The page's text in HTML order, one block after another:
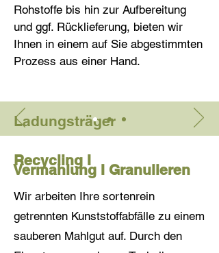
Rohstoffe bis hin zur Aufbereitung
und ggf. Rücklieferung, bieten wir
Ihnen in einem auf Sie abgestimmten
Prozess aus einer Hand.
Ladungsträger
oder regelmäßig Ladungsträger zu
entsorgen haben, wir bieten Ihnen
eine passende Lösung und
marktgerechte Vergütung.
Planen Sie einen Austausch von
Ladungsträgern arbeiten wir auch
Recycling I
Vermahlung I Granulieren
Wir arbeiten Ihre sortenrein
getrennten Kunststoffabfälle zu einem
sauberen Mahlgut auf. Durch den